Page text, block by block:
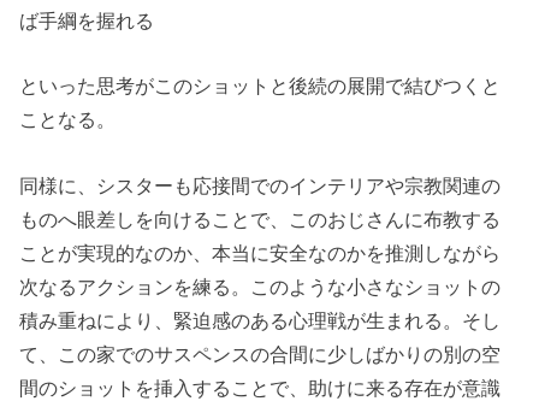
ば手綱を握れる
といった思考がこのショットと後続の展開で結びつくと
ことなる。
同様に、シスターも応接間でのインテリアや宗教関連の
ものへ眼差しを向けることで、このおじさんに布教する
ことが実現的なのか、本当に安全なのかを推測しながら
次なるアクションを練る。このような小さなショットの
積み重ねにより、緊迫感のある心理戦が生まれる。そし
て、この家でのサスペンスの合間に少しばかりの別の空
間のショットを挿入することで、助けに来る存在が意識